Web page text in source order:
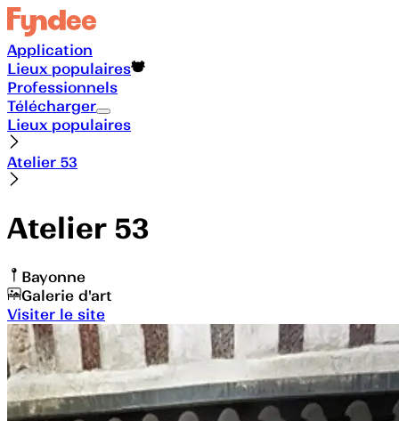
Application
Lieux populaires
Professionnels
Télécharger
Lieux populaires
Atelier 53
Atelier 53
Bayonne
Galerie d'art
Visiter le site